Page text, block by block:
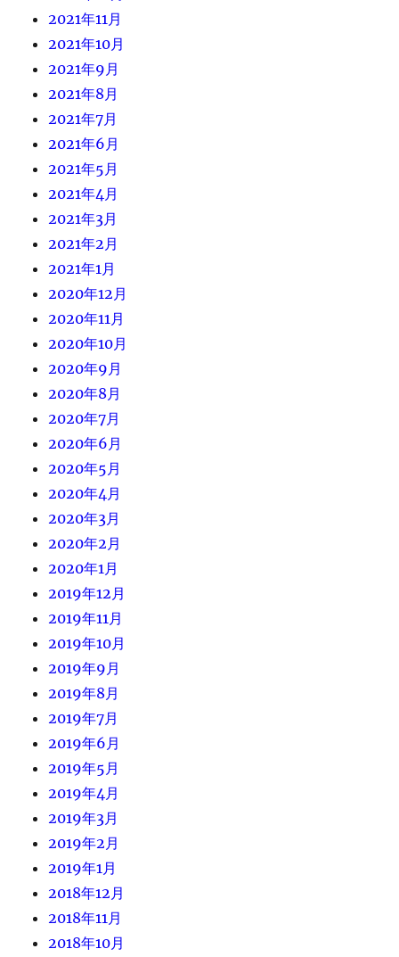
2021年11月
2021年10月
2021年9月
2021年8月
2021年7月
2021年6月
2021年5月
2021年4月
2021年3月
2021年2月
2021年1月
2020年12月
2020年11月
2020年10月
2020年9月
2020年8月
2020年7月
2020年6月
2020年5月
2020年4月
2020年3月
2020年2月
2020年1月
2019年12月
2019年11月
2019年10月
2019年9月
2019年8月
2019年7月
2019年6月
2019年5月
2019年4月
2019年3月
2019年2月
2019年1月
2018年12月
2018年11月
2018年10月